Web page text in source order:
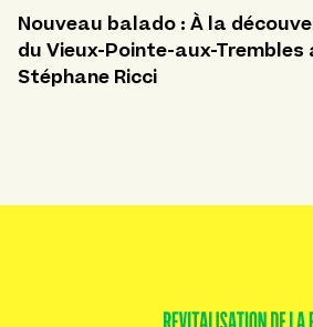
Nouveau balado : À la
du Vieux-Pointe-aux-Trembles
Stéphane Ricci